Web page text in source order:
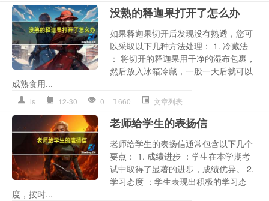
没熟的释迦果打开了怎么办
如果释迦果切开后发现没有熟透，您可
以采取以下几种方法处理： 1. 冷藏法
： 将切开的释迦果用干净的湿布包裹，
然后放入冰箱冷藏，一般一天后就可以
成熟食用...
ls 12-30 0 660 文章列表
老师给学生的表扬信
老师给学生的表扬信通常包含以下几个
要点： 1. 成绩进步 ：学生在本学期考
试中取得了显著的进步，成绩优异。 2.
学习态度 ：学生表现出积极的学习态
度，按时...